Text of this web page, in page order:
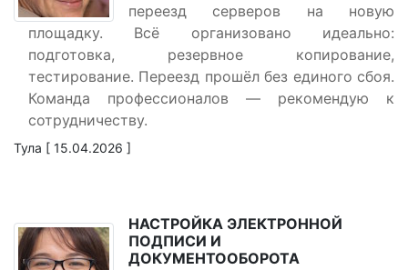
переезд серверов на новую
площадку. Всё организовано идеально:
подготовка, резервное копирование,
тестирование. Переезд прошёл без единого сбоя.
Команда профессионалов — рекомендую к
сотрудничеству.
Тула [ 15.04.2026 ]
НАСТРОЙКА ЭЛЕКТРОННОЙ
ПОДПИСИ И
ДОКУМЕНТООБОРОТА